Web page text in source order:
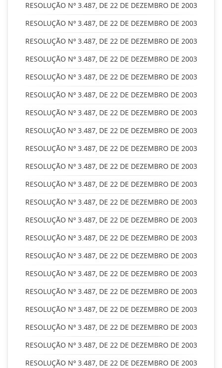
RESOLUÇÃO Nº 3.487, DE 22 DE DEZEMBRO DE 2003
RESOLUÇÃO Nº 3.487, DE 22 DE DEZEMBRO DE 2003
RESOLUÇÃO Nº 3.487, DE 22 DE DEZEMBRO DE 2003
RESOLUÇÃO Nº 3.487, DE 22 DE DEZEMBRO DE 2003
RESOLUÇÃO Nº 3.487, DE 22 DE DEZEMBRO DE 2003
RESOLUÇÃO Nº 3.487, DE 22 DE DEZEMBRO DE 2003
RESOLUÇÃO Nº 3.487, DE 22 DE DEZEMBRO DE 2003
RESOLUÇÃO Nº 3.487, DE 22 DE DEZEMBRO DE 2003
RESOLUÇÃO Nº 3.487, DE 22 DE DEZEMBRO DE 2003
RESOLUÇÃO Nº 3.487, DE 22 DE DEZEMBRO DE 2003
RESOLUÇÃO Nº 3.487, DE 22 DE DEZEMBRO DE 2003
RESOLUÇÃO Nº 3.487, DE 22 DE DEZEMBRO DE 2003
RESOLUÇÃO Nº 3.487, DE 22 DE DEZEMBRO DE 2003
RESOLUÇÃO Nº 3.487, DE 22 DE DEZEMBRO DE 2003
RESOLUÇÃO Nº 3.487, DE 22 DE DEZEMBRO DE 2003
RESOLUÇÃO Nº 3.487, DE 22 DE DEZEMBRO DE 2003
RESOLUÇÃO Nº 3.487, DE 22 DE DEZEMBRO DE 2003
RESOLUÇÃO Nº 3.487, DE 22 DE DEZEMBRO DE 2003
RESOLUÇÃO Nº 3.487, DE 22 DE DEZEMBRO DE 2003
RESOLUÇÃO Nº 3.487, DE 22 DE DEZEMBRO DE 2003
RESOLUÇÃO Nº 3.487, DE 22 DE DEZEMBRO DE 2003